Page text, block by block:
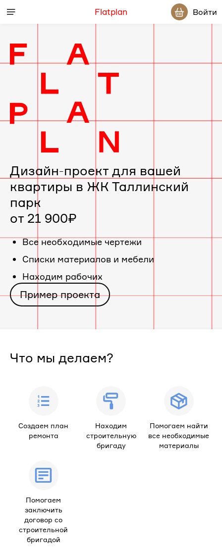
Flatplan Войти
Дизайн-
проект
интерьера
для
вашей
квартиры
в
«ЖК
Таллинский
парк»
Дизайн-проект для вашей
квартиры в ЖК Таллинский
парк
от 21 900₽
Все необходимые чертежи
Cписки материалов и мебели
Находим рабочих
Пример проекта
Что мы делаем?
Создаем план
ремонта
Находим
строительную
бригаду
Помогаем найти
все необходимые
материалы
Помогаем
заключить
договор со
строительной
бригадой